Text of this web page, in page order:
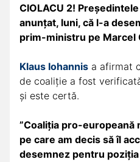
CIOLACU 2!
anunţat, luni, că l-a
prim-ministru pe Marcel
Klaus Iohannis a afirmat
de coaliţie a fost
şi este certă.
”Coaliţia pro-europeană
pe care am decis să îl
desemnez pentru